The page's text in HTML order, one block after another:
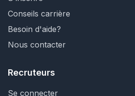
Conseils carrière
Besoin d'aide?
Nous contacter
Recruteurs
Se connecter